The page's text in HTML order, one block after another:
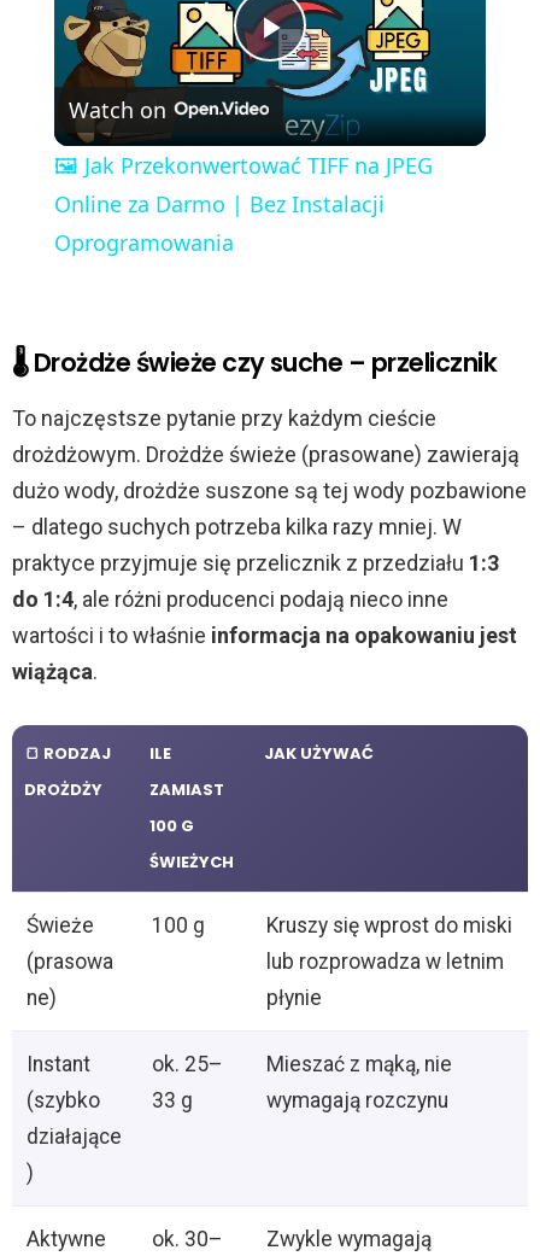
P
l
a
V
i
d
e
o
Watch on
🖼️ Jak Przekonwertować TIFF na JPEG
Online za Darmo | Bez Instalacji
Oprogramowania
🌡️ Drożdże świeże czy suche – przelicznik
To najczęstsze pytanie przy każdym cieście
drożdżowym. Drożdże świeże (prasowane) zawierają
dużo wody, drożdże suszone są tej wody pozbawione
– dlatego suchych potrzeba kilka razy mniej. W
praktyce przyjmuje się przelicznik z przedziału 1:3
do 1:4, ale różni producenci podają nieco inne
wartości i to właśnie informacja na opakowaniu jest
wiążąca.
🍞 RODZAJ
DROŻDŻY
ILE
ZAMIAST
100 G
ŚWIEŻYCH
JAK UŻYWAĆ
Świeże
(prasowa
ne)
100 g
Kruszy się wprost do miski
lub rozprowadza w letnim
płynie
Instant
(szybko
działające
)
ok. 25–
33 g
Mieszać z mąką, nie
wymagają rozczynu
Aktywne
ok. 30–
Zwykle wymagają